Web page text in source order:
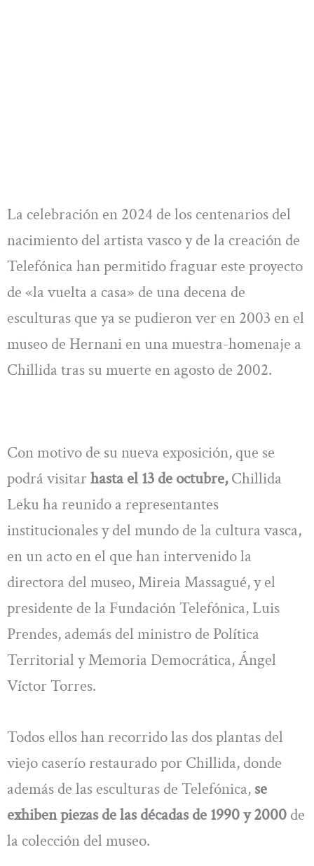
La celebración en 2024 de los centenarios del
nacimiento del artista vasco y de la creación de
Telefónica han permitido fraguar este proyecto
de «la vuelta a casa» de una decena de
esculturas que ya se pudieron ver en 2003 en el
museo de Hernani en una muestra-homenaje a
Chillida tras su muerte en agosto de 2002.
Con motivo de su nueva exposición, que se
podrá visitarhasta el 13 de octubre,Chillida
Leku ha reunido a representantes
institucionales y del mundo de la cultura vasca,
en un acto en el que han intervenido la
directora del museo, Mireia Massagué, y el
presidente de la Fundación Telefónica, Luis
Prendes, además del ministro de Política
Territorial y Memoria Democrática, Ángel
Víctor Torres.
Todos ellos han recorrido las dos plantas del
viejo caserío restaurado por Chillida, donde
además de las esculturas de Telefónica, se
exhiben piezas de las décadas de 1990 y 2000 de
la colección del museo.